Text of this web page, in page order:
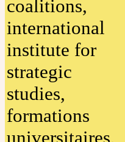
coalitions,
international
institute for
strategic
studies,
formations
universitaires,